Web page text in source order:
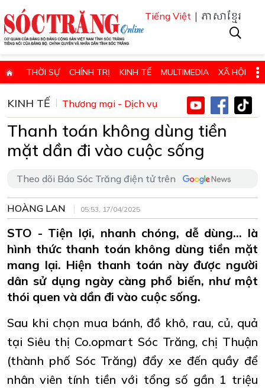
Tiếng Việt | ភាសាខ្មែរ
THỜI SỰ CHÍNH TRỊ KINH TẾ MULTIMEDIA XÃ HỘI
PHÁP LUẬT GIÁO DỤC - KHOA HỌC & CÔNG NGHỆ
QUỐC PHÒNG - AN NINH QUỐC TẾ SỨC KHỎE VÀ ĐỜI SỐNG
VĂN HÓA - THỂ THAO - DU LỊCH CHUYÊN ĐỀ
ĐIỂM BÁO - TIN VẮN ĐỊA PHƯƠNG THÔNG TIN CẦN BIẾT
THÔNG BÁO - QUẢNG CÁO CHUYÊN TRANG
HỌC TẬP VÀ LÀM THEO TƯ TƯỞNG, ĐẠO ĐỨC, PHONG CÁCH HỒ
ĐẶT BÁO GIẤY ONLINE
KINH TẾ Thương mại - Dịch vụ
Thanh toán không dùng tiền
mặt dần đi vào cuộc sống
Theo dõi Báo Sóc Trăng điện tử trên
HOÀNG LAN 05:53, 17/04/2025
STO - Tiện lợi, nhanh chóng, dễ dùng… là
hình thức thanh toán không dùng tiền mặt
mang lại. Hiện thanh toán này được người
dân sử dụng ngày càng phổ biến, như một
thói quen và dần đi vào cuộc sống.
Sau khi chọn mua bánh, đồ khô, rau, củ, quả
tại Siêu thị Co.opmart Sóc Trăng, chị Thuận
(thành phố Sóc Trăng) đẩy xe đến quầy để
nhân viên tính tiền với tổng số gần 1 triệu